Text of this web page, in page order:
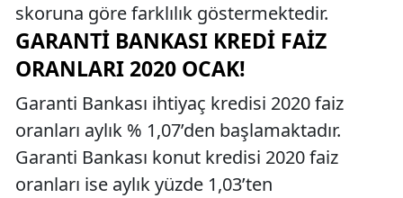
skoruna göre farklılık göstermektedir.
GARANTI BANKASI KREDI FAIZ
ORANLARI 2020 OCAK!
Garanti Bankası ihtiyaç kredisi 2020 faiz
oranları aylık % 1,07’den başlamaktadır.
Garanti Bankası konut kredisi 2020 faiz
oranları ise aylık yüzde 1,03’ten